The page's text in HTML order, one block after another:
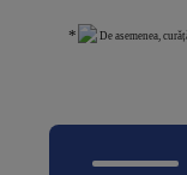
De asemenea,